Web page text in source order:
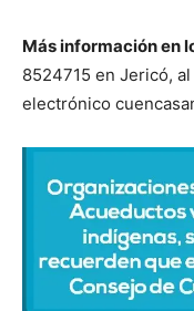
Más información en
8524715 en Jericó,
electrónico